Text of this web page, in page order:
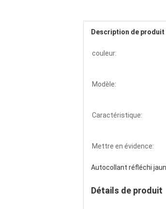
Description de
couleur:
Modèle:
Caractéristique:
Mettre en évidence:
Autocollant réfléchi
Détails de produit